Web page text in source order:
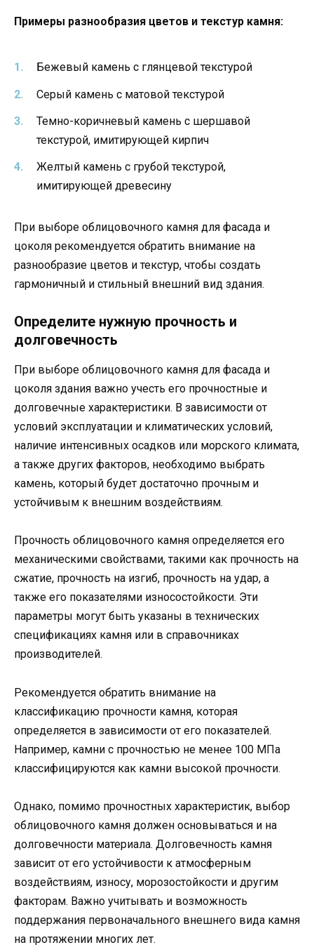
Примеры разнообразия цветов и текстур камня:
Бежевый камень с глянцевой текстурой
Серый камень с матовой текстурой
Темно-коричневый камень с шершавой
текстурой, имитирующей кирпич
Желтый камень с грубой текстурой,
имитирующей древесину
При выборе облицовочного камня для фасада и
цоколя рекомендуется обратить внимание на
разнообразие цветов и текстур, чтобы создать
гармоничный и стильный внешний вид здания.
Определите нужную прочность и
долговечность
При выборе облицовочного камня для фасада и
цоколя здания важно учесть его прочностные и
долговечные характеристики. В зависимости от
условий эксплуатации и климатических условий,
наличие интенсивных осадков или морского климата,
а также других факторов, необходимо выбрать
камень, который будет достаточно прочным и
устойчивым к внешним воздействиям.
Прочность облицовочного камня определяется его
механическими свойствами, такими как прочность на
сжатие, прочность на изгиб, прочность на удар, а
также его показателями износостойкости. Эти
параметры могут быть указаны в технических
спецификациях камня или в справочниках
производителей.
Рекомендуется обратить внимание на
классификацию прочности камня, которая
определяется в зависимости от его показателей.
Например, камни с прочностью не менее 100 МПа
классифицируются как камни высокой прочности.
Однако, помимо прочностных характеристик, выбор
облицовочного камня должен основываться и на
долговечности материала. Долговечность камня
зависит от его устойчивости к атмосферным
воздействиям, износу, морозостойкости и другим
факторам. Важно учитывать и возможность
поддержания первоначального внешнего вида камня
на протяжении многих лет.